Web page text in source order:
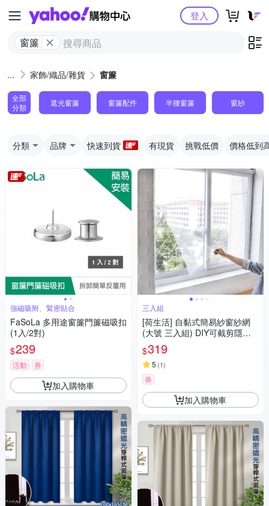
Yahoo購物中心
窗簾
登入
家飾/織品/雜貨 窗簾
全部
分類
遮光窗簾 窗簾配件 半腰窗簾 窗紗
分類 品牌 快速到貨 有現貨 挑戰低價 價格低到
強磁吸附、緊密貼合
FaSoLa 多用途窗簾門簾磁吸扣
(1入/2對)
$239
活動 券
加入購物車
三入組
[荷生活] 自黏式簡易紗窗紗網
(大號 三入組) DIY可截剪隱形
紗窗 附魔術貼
$319
5 (1)
券
加入購物車